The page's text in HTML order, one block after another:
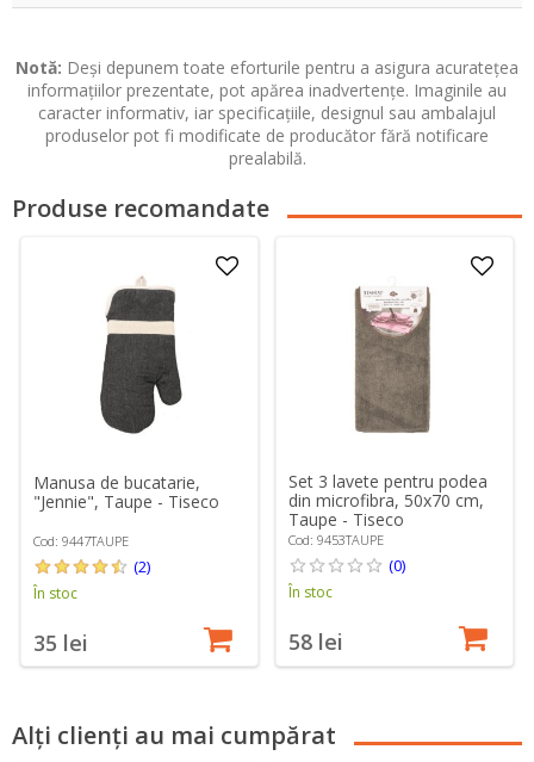
Notă: Deși depunem toate eforturile pentru a asigura acuratețea
informațiilor prezentate, pot apărea inadvertențe. Imaginile au
caracter informativ, iar specificațiile, designul sau ambalajul
produselor pot fi modificate de producător fără notificare
prealabilă.
Produse recomandate
Manusa de bucatarie,
"Jennie", Taupe - Tiseco
Cod: 9447TAUPE
(2)
În stoc
35 lei
Set 3 lavete pentru podea
din microfibra, 50x70 cm,
Taupe - Tiseco
Cod: 9453TAUPE
(0)
În stoc
58 lei
Alți clienți au mai cumpărat